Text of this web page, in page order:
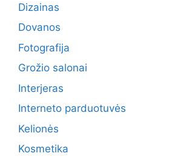
Dizainas
Dovanos
Fotografija
Grožio salonai
Interjeras
Interneto parduotuvės
Kelionės
Kosmetika